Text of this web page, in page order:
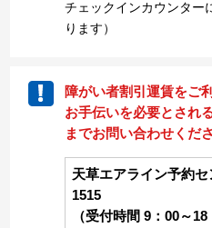
チェックインカウンター
ります）
障がい者割引運賃をご
お手伝いを必要とされ
までお問い合わせくださ
天草エアライン予約
1515
（受付時間 9：00～